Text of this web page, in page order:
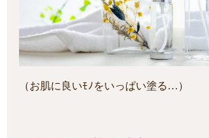
（お肌に良いﾓﾉをいっぱい塗る…）